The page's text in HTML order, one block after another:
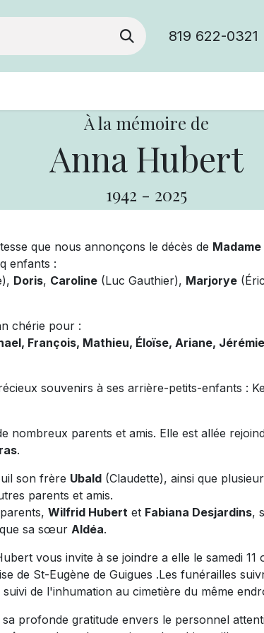
819 622-0321
À la mémoire de
Anna Hubert
1942 - 2025
que nous annonçons le décès de
enfants :
Doris, Caroline (Luc Gauthier), Marjorye
chérie pour :
François, Mathieu, Éloïse, Ariane,
souvenirs à ses arrière-petits-enfants :
nombreux parents et amis. Elle est allée
.
son frère Ubald (Claudette), ainsi que
parents et amis.
Wilfrid Hubert et Fabiana Desjardins,
sa sœur Aldéa.
vous invite à se joindre a elle le samedi 11
de St-Eugène de Guigues .Les funérailles
de l'inhumation au cimetière du même
profonde gratitude envers le personnel